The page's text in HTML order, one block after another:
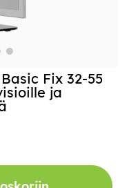
Fix 32-55
ja